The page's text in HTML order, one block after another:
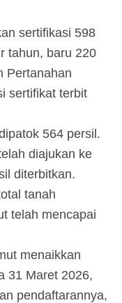
sertifikasi 598
tahun, baru 220
Pertanahan
sertifikat terbit
564 persil.
diajukan ke
diterbitkan.
tanah
telah mencapai
menaikkan
31 Maret 2026,
pendaftarannya,